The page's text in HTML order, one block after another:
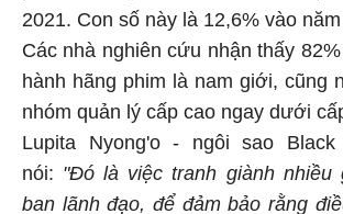
2021. Con số này là 12,6% vào năm
Các nhà nghiên cứu nhận thấy
hành hãng phim là nam giới, cũng
nhóm quản lý cấp cao ngay dưới
Lupita Nyong'o - ngôi sao Black
nói: "Đó là việc tranh giành nhiều
ban lãnh đạo, để đảm bảo rằng